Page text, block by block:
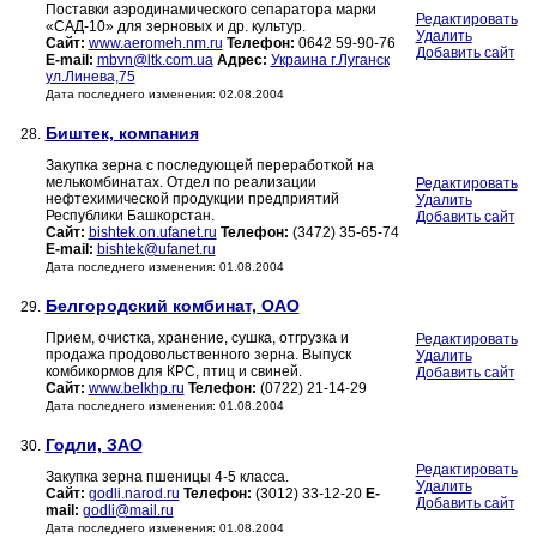
Поставки аэродинамического сепаратора марки
«САД-10» для зерновых и др. культур.
Сайт: www.aeromeh.nm.ru Телефон: 0642 59-90-76
E-mail: mbvn@ltk.com.ua Адрес: Украина г.Луганск
ул.Линева,75
Дата последнего изменения: 02.08.2004
Редактировать
Удалить
Добавить сайт
28. Биштек, компания
Закупка зерна с последующей переработкой на
мелькомбинатах. Отдел по реализации
нефтехимической продукции предприятий
Республики Башкорстан.
Сайт: bishtek.on.ufanet.ru Телефон: (3472) 35-65-74
E-mail: bishtek@ufanet.ru
Дата последнего изменения: 01.08.2004
Редактировать
Удалить
Добавить сайт
29. Белгородский комбинат, ОАО
Прием, очистка, хранение, сушка, отгрузка и
продажа продовольственного зерна. Выпуск
комбикормов для КРС, птиц и свиней.
Сайт: www.belkhp.ru Телефон: (0722) 21-14-29
Дата последнего изменения: 01.08.2004
Редактировать
Удалить
Добавить сайт
30. Годли, ЗАО
Закупка зерна пшеницы 4-5 класса.
Сайт: godli.narod.ru Телефон: (3012) 33-12-20 E-
mail: godli@mail.ru
Дата последнего изменения: 01.08.2004
Редактировать
Удалить
Добавить сайт